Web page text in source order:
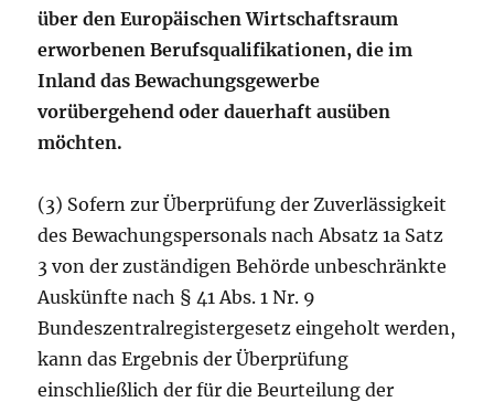
über den Europäischen Wirtschaftsraum
erworbenen Berufsqualifikationen, die im
Inland das Bewachungsgewerbe
vorübergehend oder dauerhaft ausüben
möchten.
(3) Sofern zur Überprüfung der Zuverlässigkeit
des Bewachungspersonals nach Absatz 1a Satz
3 von der zuständigen Behörde unbeschränkte
Auskünfte nach § 41 Abs. 1 Nr. 9
Bundeszentralregistergesetz eingeholt werden,
kann das Ergebnis der Überprüfung
einschließlich der für die Beurteilung der